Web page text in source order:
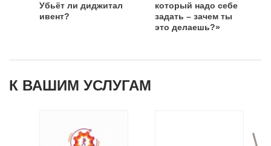
Убьёт ли диджитал
ивент?
который надо себе
задать – зачем ты
это делаешь?»
К ВАШИМ УСЛУГАМ
>